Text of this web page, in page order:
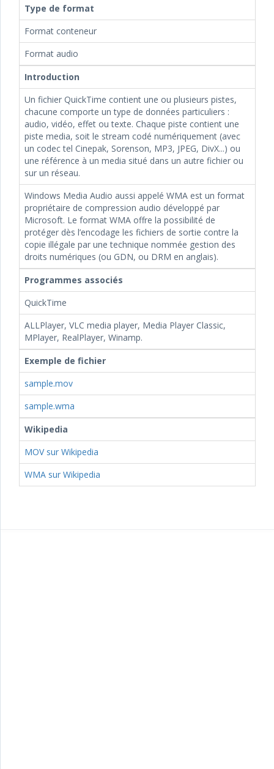
Type de format
Format conteneur
Format audio
Introduction
Un fichier QuickTime contient une ou plusieurs pistes,
chacune comporte un type de données particuliers :
audio, vidéo, effet ou texte. Chaque piste contient une
piste media, soit le stream codé numériquement (avec
un codec tel Cinepak, Sorenson, MP3, JPEG, DivX...) ou
une référence à un media situé dans un autre fichier ou
sur un réseau.
Windows Media Audio aussi appelé WMA est un format
propriétaire de compression audio développé par
Microsoft. Le format WMA offre la possibilité de
protéger dès l’encodage les fichiers de sortie contre la
copie illégale par une technique nommée gestion des
droits numériques (ou GDN, ou DRM en anglais).
Programmes associés
QuickTime
ALLPlayer, VLC media player, Media Player Classic,
MPlayer, RealPlayer, Winamp.
Exemple de fichier
sample.mov
sample.wma
Wikipedia
MOV sur Wikipedia
WMA sur Wikipedia